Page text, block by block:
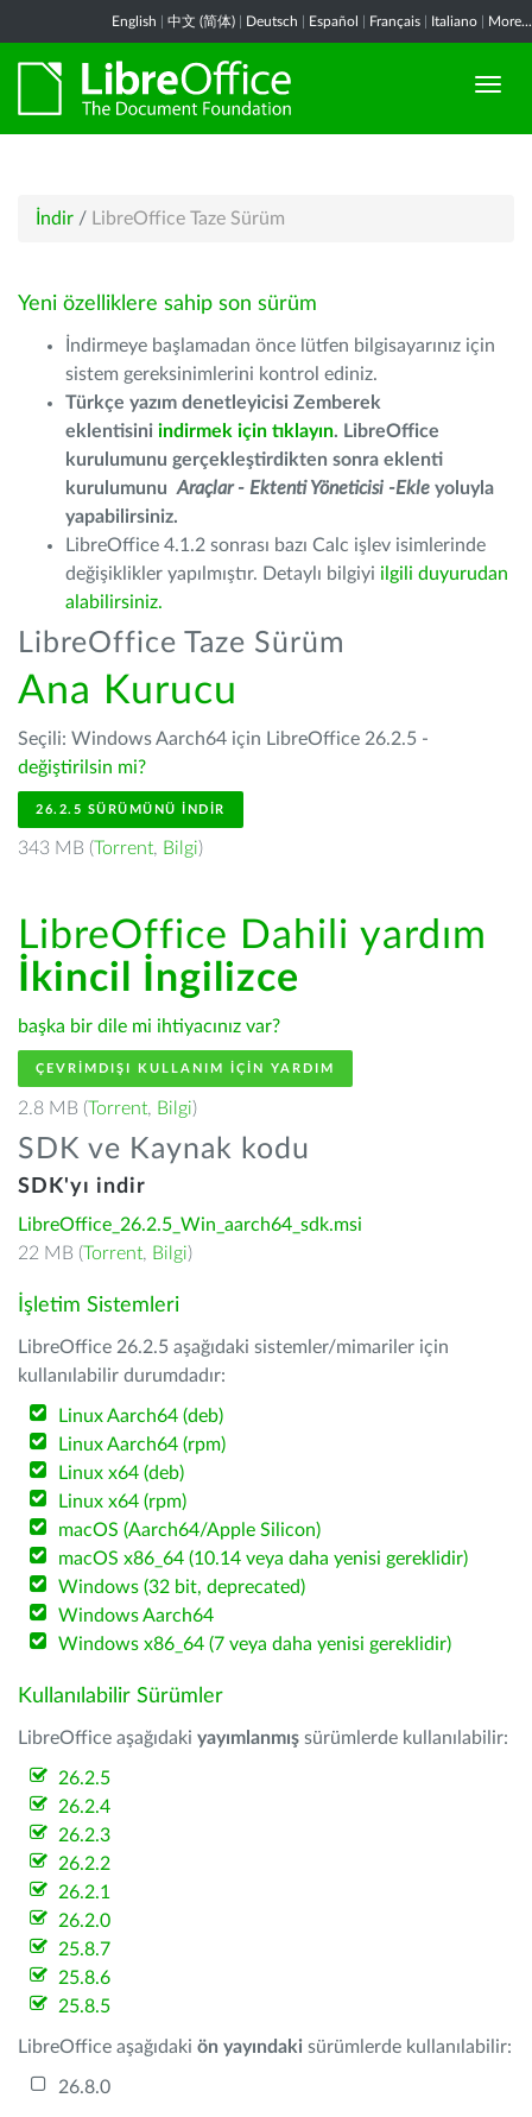
English 中文 (简体) Deutsch Español Français Italiano More...
İndir / LibreOffice Taze Sürüm
Yeni özelliklere sahip son sürüm
İndirmeye başlamadan önce lütfen bilgisayarınız için
sistem gereksinimlerini kontrol ediniz.
Türkçe yazım denetleyicisi Zemberek
eklentisini indirmek için tıklayın. LibreOffice
kurulumunu gerçekleştirdikten sonra eklenti
kurulumunu Araçlar - Ektenti Yöneticisi -Ekle yoluyla
yapabilirsiniz.
LibreOffice 4.1.2 sonrası bazı Calc işlev isimlerinde
değişiklikler yapılmıştır. Detaylı bilgiyi ilgili duyurudan
alabilirsiniz.
LibreOffice Taze Sürüm
Ana Kurucu
Seçili: Windows Aarch64 için LibreOffice 26.2.5 -
değiştirilsin mi?
26.2.5 SÜRÜMÜNÜ İNDIR
343 MB (Torrent, Bilgi)
LibreOffice Dahili yardım
İkincil İngilizce
başka bir dile mi ihtiyacınız var?
ÇEVRIMDIŞI KULLANIM IÇIN YARDIM
2.8 MB (Torrent, Bilgi)
SDK ve Kaynak kodu
SDK'yı indir
LibreOffice_26.2.5_Win_aarch64_sdk.msi
22 MB (Torrent, Bilgi)
İşletim Sistemleri
LibreOffice 26.2.5 aşağıdaki sistemler/mimariler için
kullanılabilir durumdadır:
Linux Aarch64 (deb)
Linux Aarch64 (rpm)
Linux x64 (deb)
Linux x64 (rpm)
macOS (Aarch64/Apple Silicon)
macOS x86_64 (10.14 veya daha yenisi gereklidir)
Windows (32 bit, deprecated)
Windows Aarch64
Windows x86_64 (7 veya daha yenisi gereklidir)
Kullanılabilir Sürümler
LibreOffice aşağıdaki yayımlanmış sürümlerde kullanılabilir:
26.2.5
26.2.4
26.2.3
26.2.2
26.2.1
26.2.0
25.8.7
25.8.6
25.8.5
LibreOffice aşağıdaki ön yayındaki sürümlerde kullanılabilir:
26.8.0